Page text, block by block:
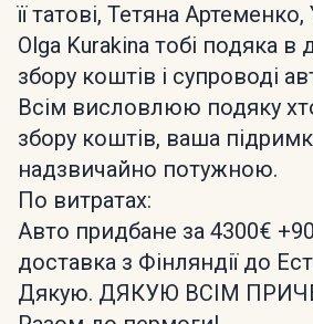
її татові, Тетяна
Olga Kurakina тобі подяка в
збору коштів і супроводі
Всім висловлюю подяку
збору коштів, ваша
надзвичайно потужною.
По витратах:
Авто придбане за 4300€
доставка з Фінляндії до
Дякую. ДЯКУЮ ВСІМ